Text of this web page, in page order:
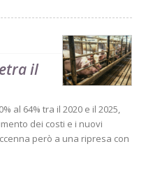
il
al 64% tra il 2020 e il 2025,
dei costi e i nuovi
però a una ripresa con